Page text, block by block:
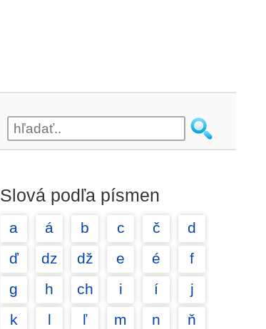
Slová podľa písmen
a á b c č
d
ď
dz dž e é
f
g
h ch i í
j
k
l ľ m n
ň